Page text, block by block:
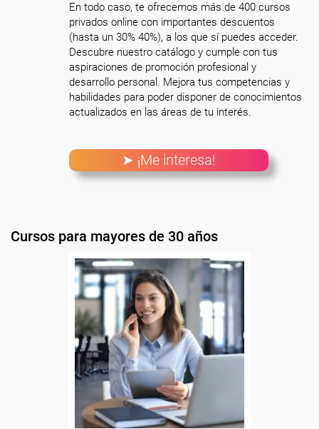
En todo caso, te ofrecemos más de 400 cursos
privados online con importantes descuentos
(hasta un 30% 40%), a los que sí puedes acceder.
Descubre nuestro catálogo y cumple con tus
aspiraciones de promoción profesional y
desarrollo personal. Mejora tus competencias y
habilidades para poder disponer de conocimientos
actualizados en las áreas de tu interés.
➤ ¡Me interesa!
Cursos para mayores de 30 años